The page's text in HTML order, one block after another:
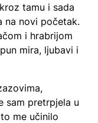
tamu i sada
na novi početak.
i hrabrijom
mira, ljubavi i
sam pretrpjela u
me učinilo